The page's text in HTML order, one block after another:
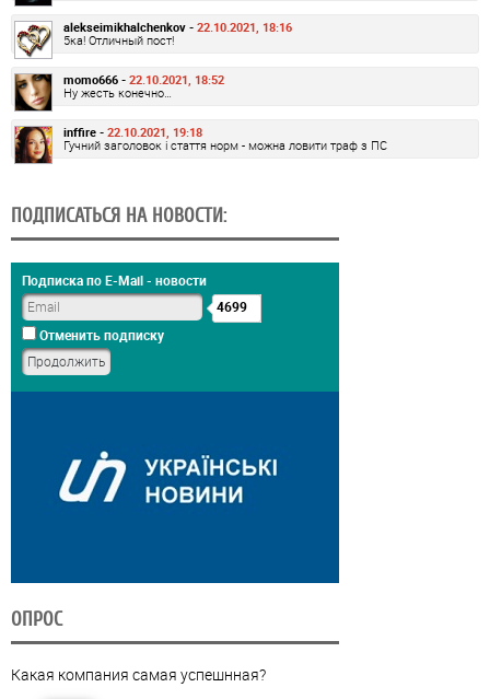
alekseimikhalchenkov - 22.10.2021, 18:16
5ка! Отличный пост!
momo666 - 22.10.2021, 18:52
Ну жесть конечно…
inffire - 22.10.2021, 19:18
Гучний заголовок і стаття норм - можна ловити траф з ПС
ПОДПИСАТЬСЯ НА НОВОСТИ:
Подписка по E-Mail - новости
4699
Отменить подписку
ОПРОС
Какая компания самая успешнная?